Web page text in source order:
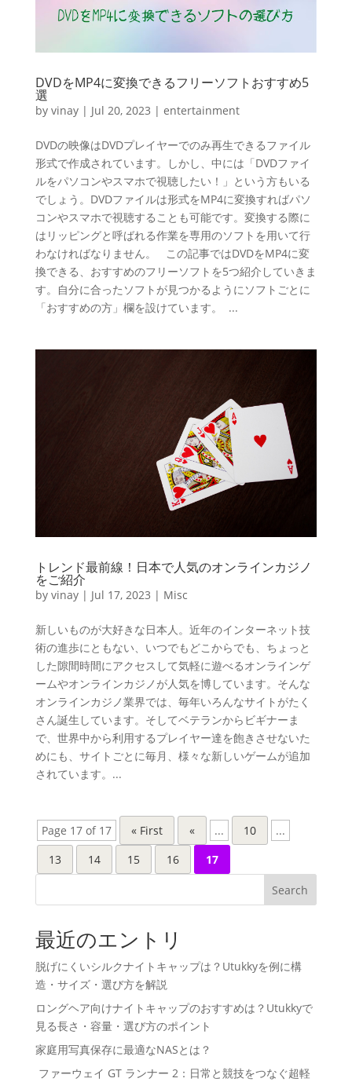
DVDをMP4に変換できるフリーソフトおすすめ5
選
by vinay| Jul 20, 2023 | entertainment
DVDの映像はDVDプレイヤーでのみ再生できるファイル
形式で作成されています。しかし、中には「DVDファイ
ルをパソコンやスマホで視聴したい！」という方もいる
でしょう。DVDファイルは形式をMP4に変換すればパソ
コンやスマホで視聴することも可能です。変換する際に
はリッピングと呼ばれる作業を専用のソフトを用いて行
わなければなりません。 この記事ではDVDをMP4に変
換できる、おすすめのフリーソフトを5つ紹介していきま
す。自分に合ったソフトが見つかるようにソフトごとに
「おすすめの方」欄を設けています。 ...
トレンド最前線！日本で人気のオンラインカジノ
をご紹介
by vinay| Jul 17, 2023 | Misc
新しいものが大好きな日本人。近年のインターネット技
術の進歩にともない、いつでもどこからでも、ちょっと
した隙間時間にアクセスして気軽に遊べるオンラインゲ
ームやオンラインカジノが人気を博しています。そんな
オンラインカジノ業界では、毎年いろんなサイトがたく
さん誕生しています。そしてベテランからビギナーま
で、世界中から利用するプレイヤー達を飽きさせないた
めにも、サイトごとに毎月、様々な新しいゲームが追加
されています。...
Page 17 of 17 « First « ... 10
...
13
14 15 16 17
Search
最近のエントリ
脱げにくいシルクナイトキャップは？Utukkyを例に構
造・サイズ・選び方を解説
ロングヘア向けナイトキャップのおすすめは？Utukkyで
見る長さ・容量・選び方のポイント
家庭用写真保存に最適なNASとは？
ファーウェイ GT ランナー 2：日常と競技をつなぐ超軽